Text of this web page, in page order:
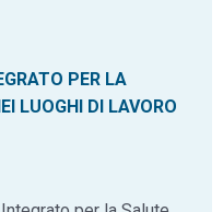
PER LA
LUOGHI DI LAVORO